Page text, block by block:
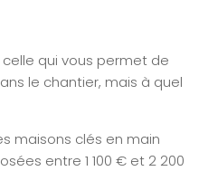
celle qui vous permet de
le chantier, mais à quel
maisons clés en main
entre 1 100 € et 2 200